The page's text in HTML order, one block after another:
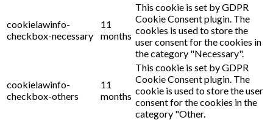
cookielawinfo-
checkbox-necessary
11
months
This cookie is set by GDPR
Cookie Consent plugin. The
cookies is used to store the
user consent for the cookies in
the category "Necessary".
cookielawinfo-
checkbox-others
11
months
This cookie is set by GDPR
Cookie Consent plugin. The
cookie is used to store the user
consent for the cookies in the
category "Other.